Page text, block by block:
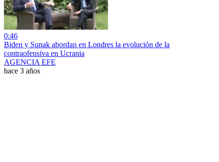
0:46
Biden y Sunak abordan en Londres la evolución de la
contraofensiva en Ucrania
AGENCIA EFE
hace 3 años